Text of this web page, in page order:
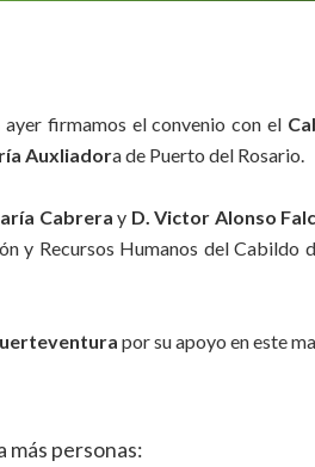
firmamos el convenio con el
Auxliadora de Puerto del Rosario.
Cabrera y D. Victor Alonso
y Recursos Humanos del Cabildo
por su apoyo en este
más personas: